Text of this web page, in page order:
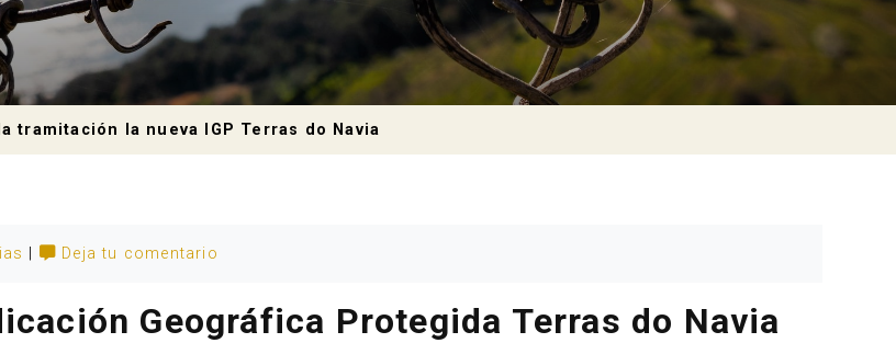
tramitación la nueva IGP Terras do Navia
Deja tu comentario
Geográfica Protegida Terras do Navia